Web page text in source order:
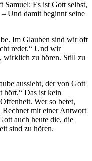
Samuel: Es ist Gott selbst,
Und damit beginnt seine
Im Glauben sind wir oft
redet.“ Und wir
wirklich zu hören. Still zu
aussieht, der von Gott
hört.“ Das ist kein
Wer so betet,
Rechnet mit einer Antwort
auch heute die, die
sind zu hören.